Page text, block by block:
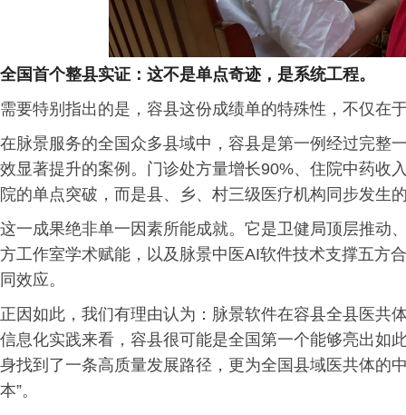
全国首个整县实证：这不是单点奇迹，是系统工程。
需要特别指出的是，容县这份成绩单的特殊性，不仅在
在脉景服务的全国众多县域中，容县是第一例经过完整
效显著提升的案例。门诊处方量增长90%、住院中药
院的单点突破，而是县、乡、村三级医疗机构同步发生
这一成果绝非单一因素所能成就。它是卫健局顶层推动
方工作室学术赋能，以及脉景中医AI软件技术支撑五方
同效应。
正因如此，我们有理由认为：脉景软件在容县全县医共
信息化实践来看，容县很可能是全国第一个能够亮出如
身找到了一条高质量发展路径，更为全国县域医共体的
本”。